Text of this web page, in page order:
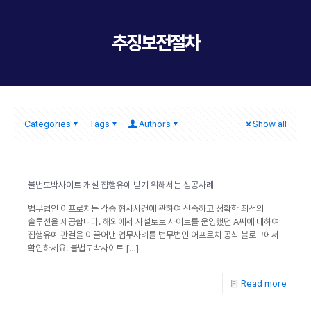
추징보전절차
Categories Tags Authors Show all
불법도박사이트 개설 집행유예 받기 위해서는 성공사례
법무법인 어프로치는 각종 형사사건에 관하여 신속하고 정확한 최적의
솔루션을 제공합니다. 해외에서 사설토토 사이트를 운영했던 A씨에 대하여
집행유예 판결을 이끌어낸 업무사례를 법무법인 어프로치 공식 블로그에서
확인하세요. 불법도박사이트 […]
Read more